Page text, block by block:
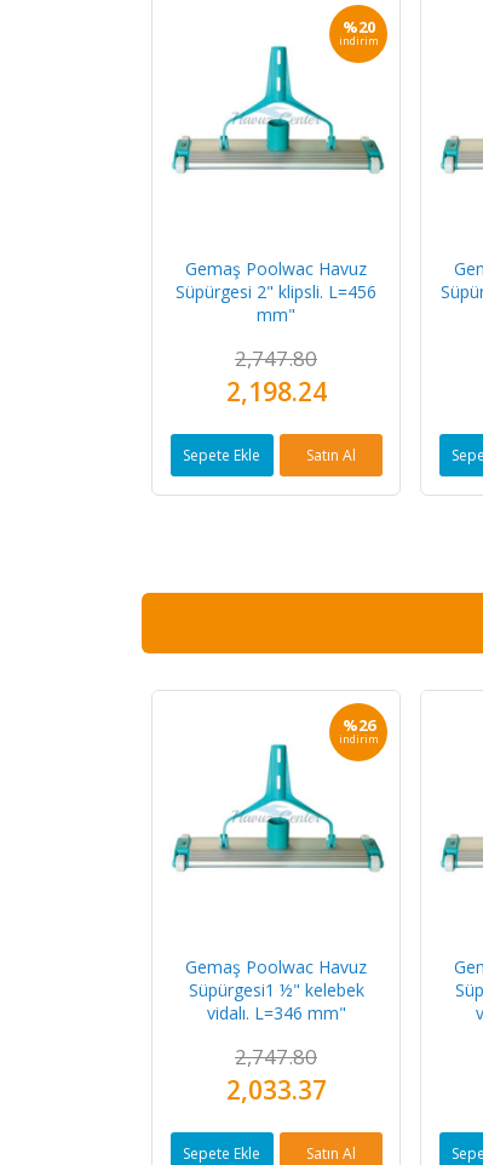
%20
indirim
Gemaş Poolwac Havuz
Süpürgesi 2" klipsli. L=456
mm"
2,747.80
2,198.24
Sepete Ekle Satın Al
%26
indirim
Gemaş Poolwac Havuz
Süpürgesi1 ½" kelebek
vidalı. L=346 mm"
2,747.80
2,033.37
Sepete Ekle Satın Al